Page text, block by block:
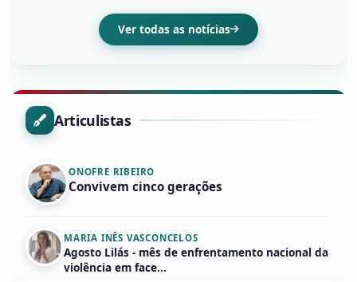
Ver todas as notícias
Articulistas
ONOFRE RIBEIRO
Convivem cinco gerações
MARIA INÊS VASCONCELOS
Agosto Lilás - mês de enfrentamento nacional da
violência em face...